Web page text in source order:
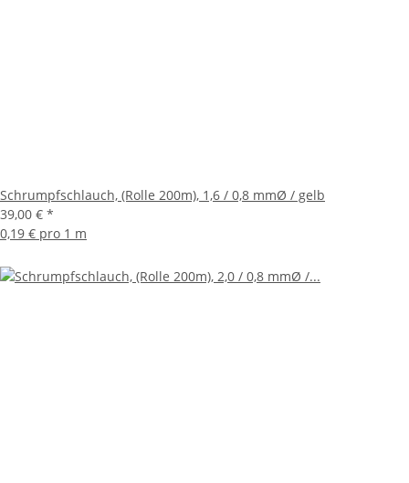
Schrumpfschlauch, (Rolle 200m), 1,6 / 0,8 mmØ / gelb
39,00 € *
0,19 € pro 1 m